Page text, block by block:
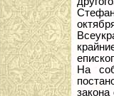
На
закона